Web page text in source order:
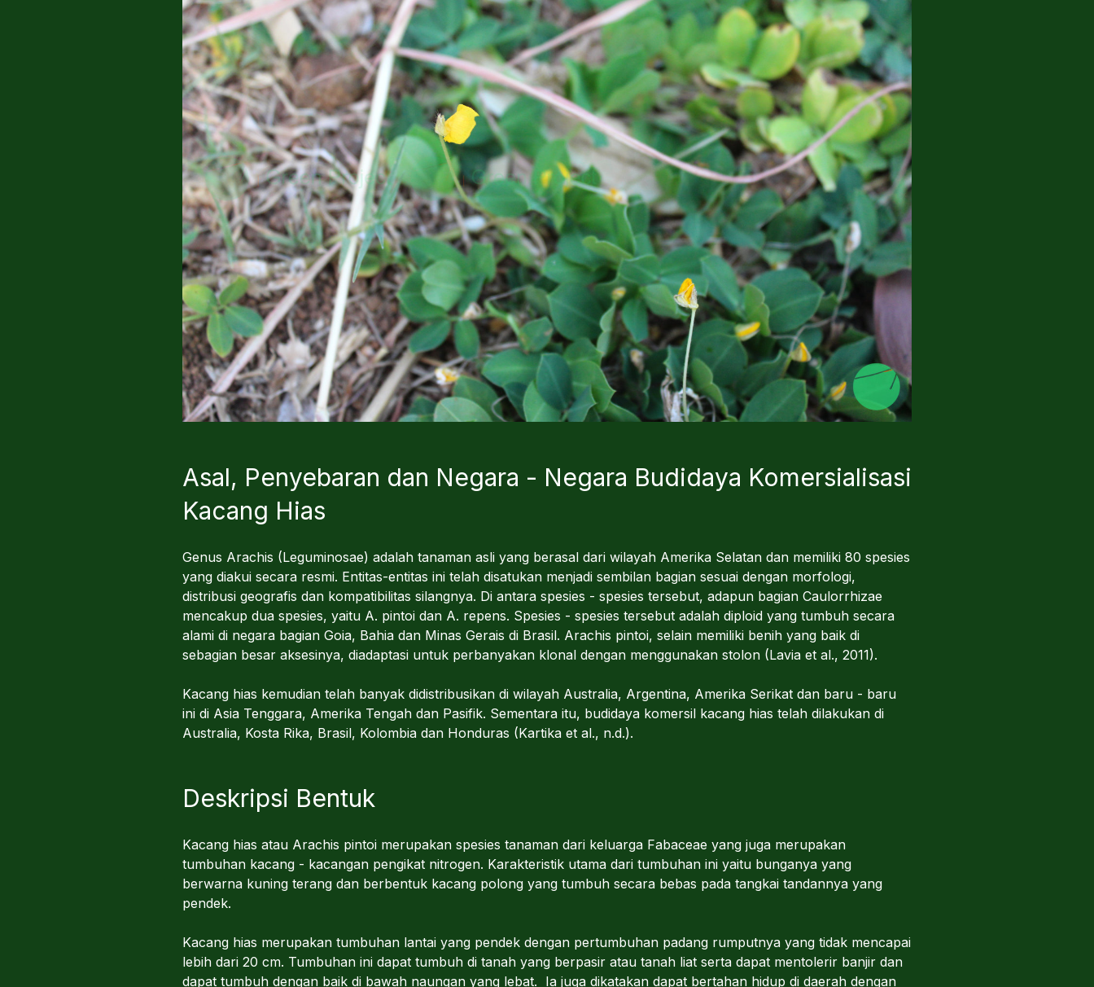
Asal, Penyebaran dan Negara - Negara Budidaya Komersialisasi
Kacang Hias
Genus Arachis (Leguminosae) adalah tanaman asli yang berasal dari wilayah Amerika Selatan dan memiliki 80 spesies
yang diakui secara resmi. Entitas-entitas ini telah disatukan menjadi sembilan bagian sesuai dengan morfologi,
distribusi geografis dan kompatibilitas silangnya. Di antara spesies - spesies tersebut, adapun bagian Caulorrhizae
mencakup dua spesies, yaitu A. pintoi dan A. repens. Spesies - spesies tersebut adalah diploid yang tumbuh secara
alami di negara bagian Goia, Bahia dan Minas Gerais di Brasil. Arachis pintoi, selain memiliki benih yang baik di
sebagian besar aksesinya, diadaptasi untuk perbanyakan klonal dengan menggunakan stolon (Lavia et al., 2011).
Kacang hias kemudian telah banyak didistribusikan di wilayah Australia, Argentina, Amerika Serikat dan baru - baru
ini di Asia Tenggara, Amerika Tengah dan Pasifik. Sementara itu, budidaya komersil kacang hias telah dilakukan di
Australia, Kosta Rika, Brasil, Kolombia dan Honduras (Kartika et al., n.d.).
Deskripsi Bentuk
Kacang hias atau Arachis pintoi merupakan spesies tanaman dari keluarga Fabaceae yang juga merupakan
tumbuhan kacang - kacangan pengikat nitrogen. Karakteristik utama dari tumbuhan ini yaitu bunganya yang
berwarna kuning terang dan berbentuk kacang polong yang tumbuh secara bebas pada tangkai tandannya yang
pendek.
Kacang hias merupakan tumbuhan lantai yang pendek dengan pertumbuhan padang rumputnya yang tidak mencapai
lebih dari 20 cm. Tumbuhan ini dapat tumbuh di tanah yang berpasir atau tanah liat serta dapat mentolerir banjir dan
dapat tumbuh dengan baik di bawah naungan yang lebat. Ia juga dikatakan dapat bertahan hidup di daerah dengan